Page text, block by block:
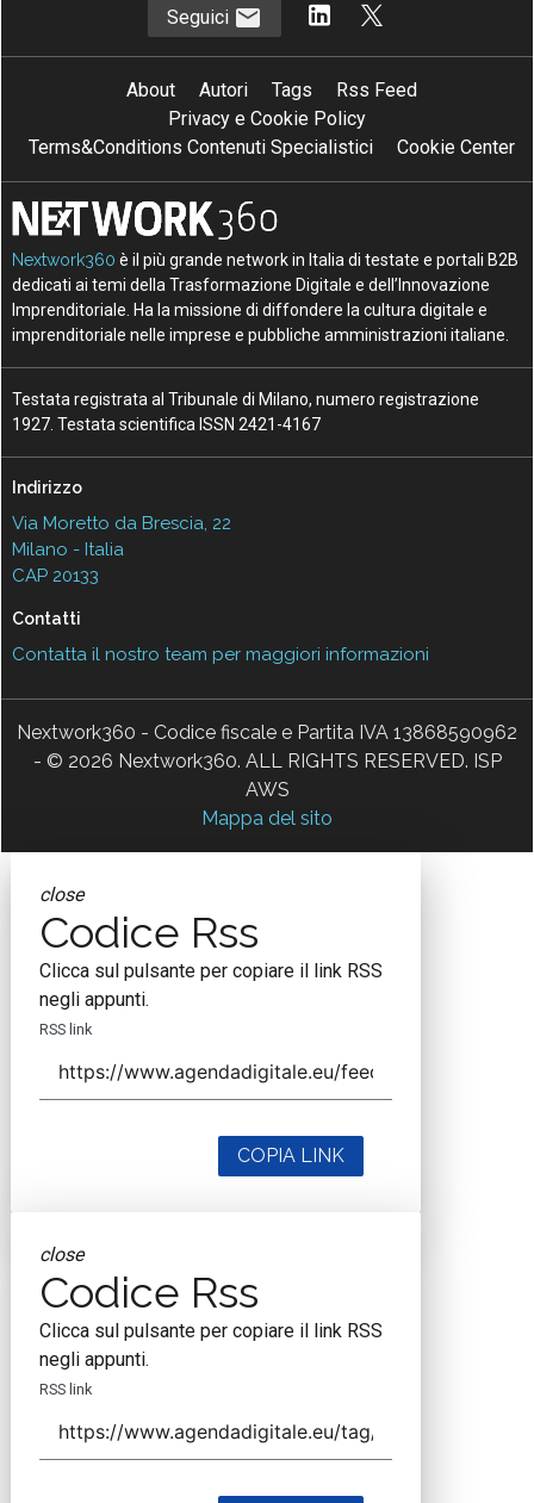
Seguici
About Autori Tags
Rss Feed
Privacy e Cookie Policy
Terms&Conditions Contenuti Specialistici
Cookie Center
Nextwork360 è il più grande network in Italia di testate e portali B2B
dedicati ai temi della Trasformazione Digitale e dell’Innovazione
Imprenditoriale. Ha la missione di diffondere la cultura digitale e
imprenditoriale nelle imprese e pubbliche amministrazioni italiane.
Testata registrata al Tribunale di Milano, numero registrazione
1927. Testata scientifica ISSN 2421-4167
Indirizzo
Via Moretto da Brescia, 22
Milano - Italia
CAP 20133
Contatti
Contatta il nostro team per maggiori informazioni
Nextwork360 - Codice fiscale e Partita IVA 13868590962
- © 2026 Nextwork360. ALL RIGHTS RESERVED. ISP
AWS
Mappa del sito
close
Codice Rss
Clicca sul pulsante per copiare il link RSS
negli appunti.
RSS link
COPIA LINK
close
Codice Rss
Clicca sul pulsante per copiare il link RSS
negli appunti.
RSS link